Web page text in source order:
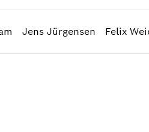
Jens Jürgensen Felix